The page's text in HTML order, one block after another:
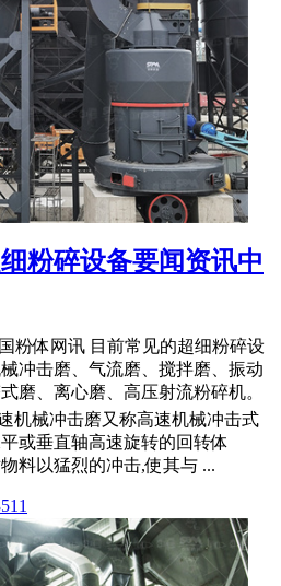
粉碎设备要闻资讯中
粉体网讯 目前常见的超细粉碎设
冲击磨、气流磨、搅拌磨、振动
磨、离心磨、高压射流粉碎机。
机械冲击磨又称高速机械冲击式
或垂直轴高速旋转的回转体
料以猛烈的冲击,使其与 ...